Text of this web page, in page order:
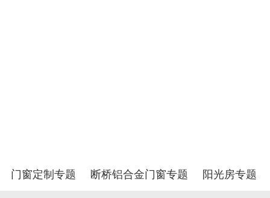
门窗定制专题 断桥铝合金门窗专题 阳光房专题